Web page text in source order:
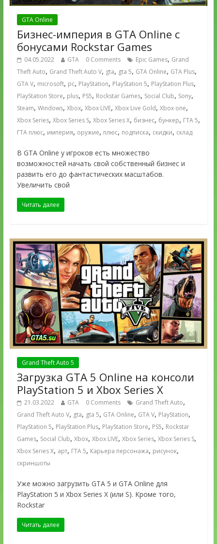
GTA Online
Бизнес-империя в GTA Online с
бонусами Rockstar Games
04.05.2022 GTA 0 Comments Epic Games, Grand
Theft Auto, Grand Theft Auto V, gta, gta 5, GTA Online, GTA Plus,
GTA V, microsoft, pc, PlayStation, PlayStation 5, PlayStation Plus,
PlayStation Store, plus, PS5, Rockstar Games, Social Club, Sony,
Steam, Windows, Xbox, Xbox LIVE, Xbox Live Gold, Xbox one,
Xbox Series, Xbox Series S, Xbox Series X, бизнес, бункер, ГТА 5,
ГТА плюс, империя, оружие, плюс, подписка, скидки, склад
В GTA Online у игроков есть множество
возможностей начать свой собственный бизнес и
развить его до фантастических масштабов.
Увеличить свой
Читать далее
Grand Theft Auto 5
Загрузка GTA 5 Online на консоли
PlayStation 5 и Xbox Series X
21.03.2022 GTA 0 Comments Grand Theft Auto,
Grand Theft Auto V, gta, gta 5, GTA Online, GTA V, PlayStation,
PlayStation 5, PlayStation Plus, PlayStation Store, PS5, Rockstar
Games, Social Club, Xbox, Xbox LIVE, Xbox Series, Xbox Series S,
Xbox Series X, арт, ГТА 5, Карьера персонажа, рисунок,
скриншоты
Уже можно загрузить GTA 5 и GTA Online для
PlayStation 5 и Xbox Series X (или S). Кроме того,
Rockstar
Читать далее